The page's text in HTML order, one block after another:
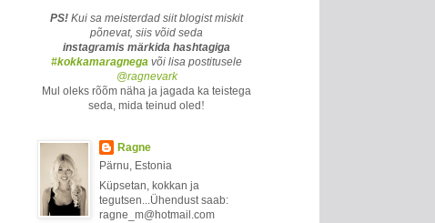
PS! Kui sa meisterdad siit blogist miskit
põnevat, siis võid seda
instagramis märkida hashtagiga
#kokkamaragnega või lisa postitusele
@ragnevark
Mul oleks rõõm näha ja jagada ka teistega
seda, mida teinud oled !
Ragne
Pärnu, Estonia
Küpsetan, kokkan ja
tegutsen...Ühendust saab:
ragne_m@hotmail.com